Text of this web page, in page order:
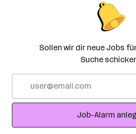
Sollen wir dir neue Jobs
Suche
Adresse
Job-Alarm